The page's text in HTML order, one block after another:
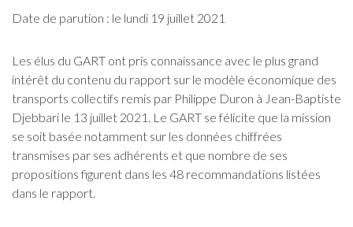
Date de parution : le lundi 19 juillet 2021
Les élus du GART ont pris connaissance avec le plus grand
intérêt du contenu du rapport sur le modèle économique des
transports collectifs remis par Philippe Duron à Jean-Baptiste
Djebbari le 13 juillet 2021. Le GART se félicite que la mission
se soit basée notamment sur les données chiffrées
transmises par ses adhérents et que nombre de ses
propositions figurent dans les 48 recommandations listées
dans le rapport.